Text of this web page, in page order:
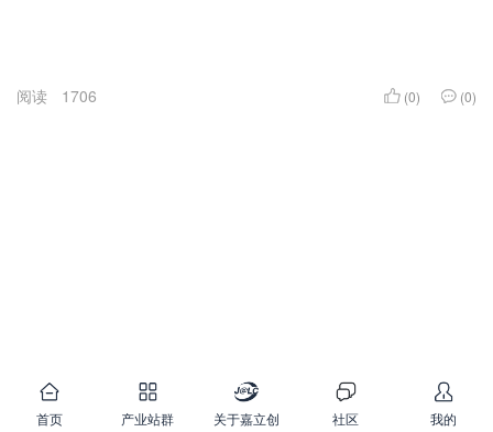
阅读 1706 (0) (0)
首页 产业站群 关于嘉立创 社区 我的